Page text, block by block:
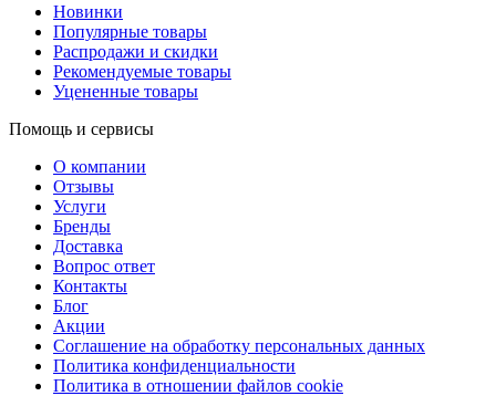
Новинки
Популярные товары
Распродажи и скидки
Рекомендуемые товары
Уцененные товары
Помощь и сервисы
О компании
Отзывы
Услуги
Бренды
Доставка
Вопрос ответ
Контакты
Блог
Акции
Соглашение на обработку персональных данных
Политика конфиденциальности
Политика в отношении файлов cookie